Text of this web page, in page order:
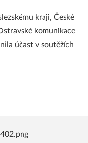
kraji, České
komunikace
účast v soutěžích